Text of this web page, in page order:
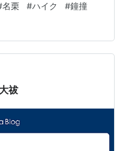
昨年も頂いた、木彫り
。 疫病除け・出世開運
長久門戸祈攸」と記さ
られています。（住職さ
く 家のお守りとして祀
趣き…
名栗 #ハイク #鐘撞
祓